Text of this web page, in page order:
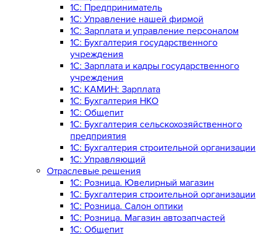
1C: Предприниматель
1C: Управление нашей фирмой
1C: Зарплата и управление персоналом
1C: Бухгалтерия государственного
учреждения
1C: Зарплата и кадры государственного
учреждения
1C: КАМИН: Зарплата
1C: Бухгалтерия НКО
1С: Общепит
1С: Бухгалтерия сельскохозяйст­венного
предприятия
1С: Бухгалтерия строительной организации
1С: Управляющий
Отраслевые решения
1С: Розница. Ювелирный магазин
1С: Бухгалтерия строительной организации
1С: Розница. Салон оптики
1С: Розница. Магазин автозапчастей
1C: Общепит